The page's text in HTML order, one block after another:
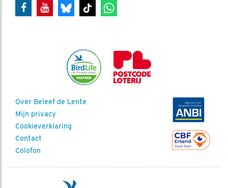
Over Beleef de Lente
Mijn privacy
Cookieverklaring
Contact
Colofon